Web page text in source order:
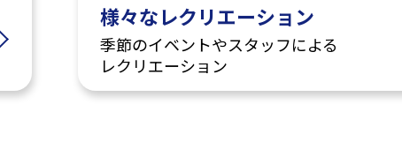
様々なレクリエーション
季節のイベントやスタッフによる
レクリエーション